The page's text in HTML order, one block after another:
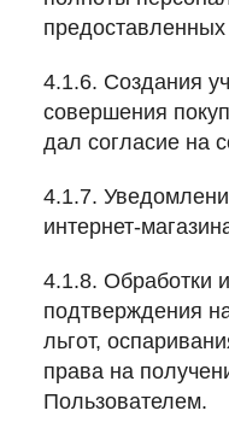
4.1.6. Создания
совершения
дал согласие на
4.1.7.
интернет-
4.1.8. Обработки
подтверждения
льгот,
права на
Пользователем.